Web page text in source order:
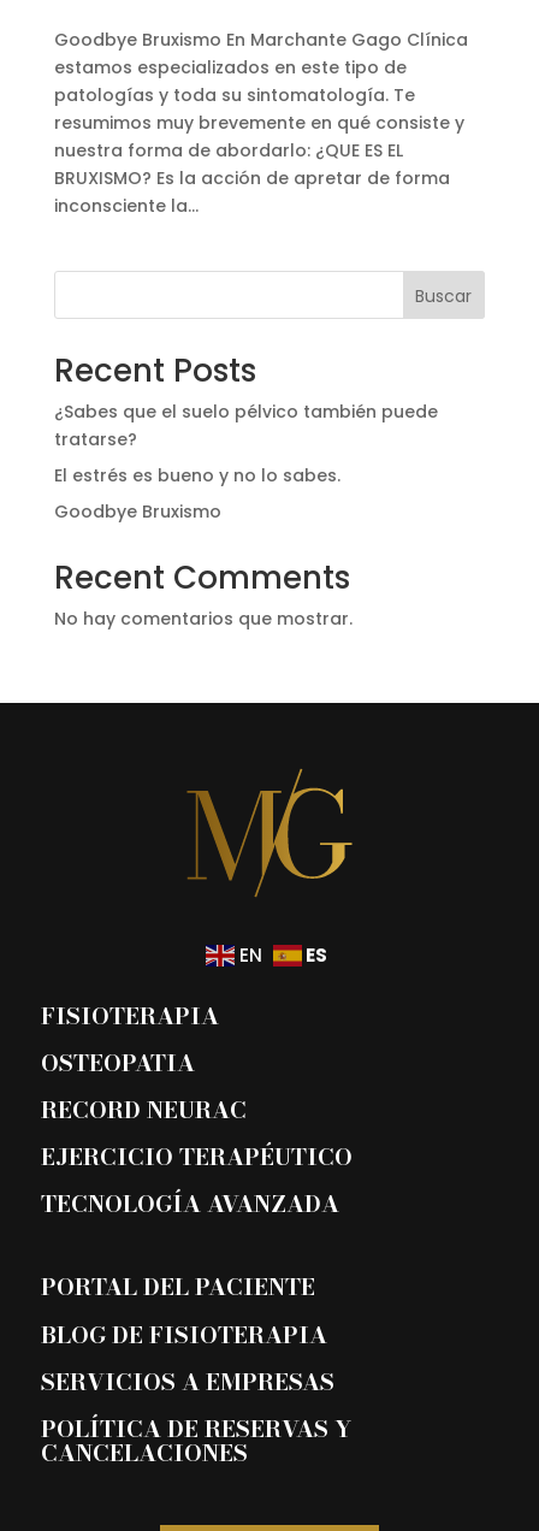
Goodbye Bruxismo En Marchante Gago Clínica
estamos especializados en este tipo de
patologías y toda su sintomatología. Te
resumimos muy brevemente en qué consiste y
nuestra forma de abordarlo: ¿QUE ES EL
BRUXISMO? Es la acción de apretar de forma
inconsciente la...
Buscar
Recent Posts
¿Sabes que el suelo pélvico también puede
tratarse?
El estrés es bueno y no lo sabes.
Goodbye Bruxismo
Recent Comments
No hay comentarios que mostrar.
EN ES
FISIOTERAPIA
OSTEOPATIA
RECORD NEURAC
EJERCICIO TERAPÉUTICO
TECNOLOGÍA AVANZADA
PORTAL DEL PACIENTE
BLOG DE FISIOTERAPIA
SERVICIOS A EMPRESAS
POLÍTICA DE RESERVAS Y
CANCELACIONES